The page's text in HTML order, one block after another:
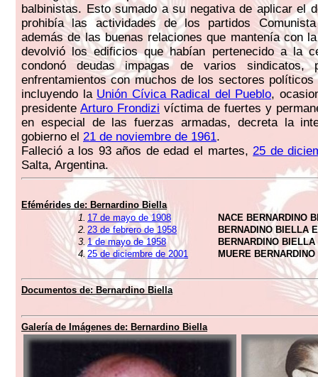
balbinistas. Esto sumado a su negativa de aplicar el
prohibía las actividades de los partidos
además de las buenas relaciones que mantenía con
devolvió los edificios que habían pertenecido a la
condonó deudas impagas de varios sindicatos,
enfrentamientos con muchos de los sectores
incluyendo la Unión Cívica Radical del Pueblo,
presidente Arturo Frondizi víctima de fuertes y
en especial de las fuerzas armadas, decreta la
gobierno el 21 de noviembre de 1961.
Falleció a los 93 años de edad el martes,25 de
Salta, Argentina.
Efémérides de: Bernardino Biella
1. 17 de mayo de 1908
NACE BERNARDINO
2. 23 de febrero de 1958
BERNADINO BIELLA
3. 1 de mayo de 1958
BERNARDINO
4.25 de diciembre de 2001 MUERE
Documentos de: Bernardino Biella
Galería de Imágenes de: Bernardino Biella